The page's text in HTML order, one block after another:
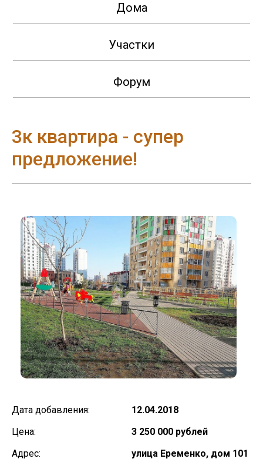
Дома
Участки
Форум
3к квартира - супер
предложение!
Дата добавления:
12.04.2018
Цена:
3 250 000 рублей
Адрес:
улица Еременко, дом 101